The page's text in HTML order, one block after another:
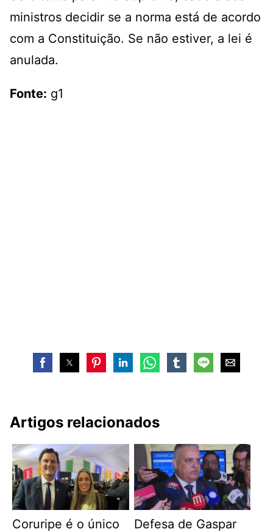
ministros decidir se a norma está de acordo
com a Constituição. Se não estiver, a lei é
anulada.
Fonte: g1
Artigos relacionados
Coruripe é o único
Defesa de Gaspar